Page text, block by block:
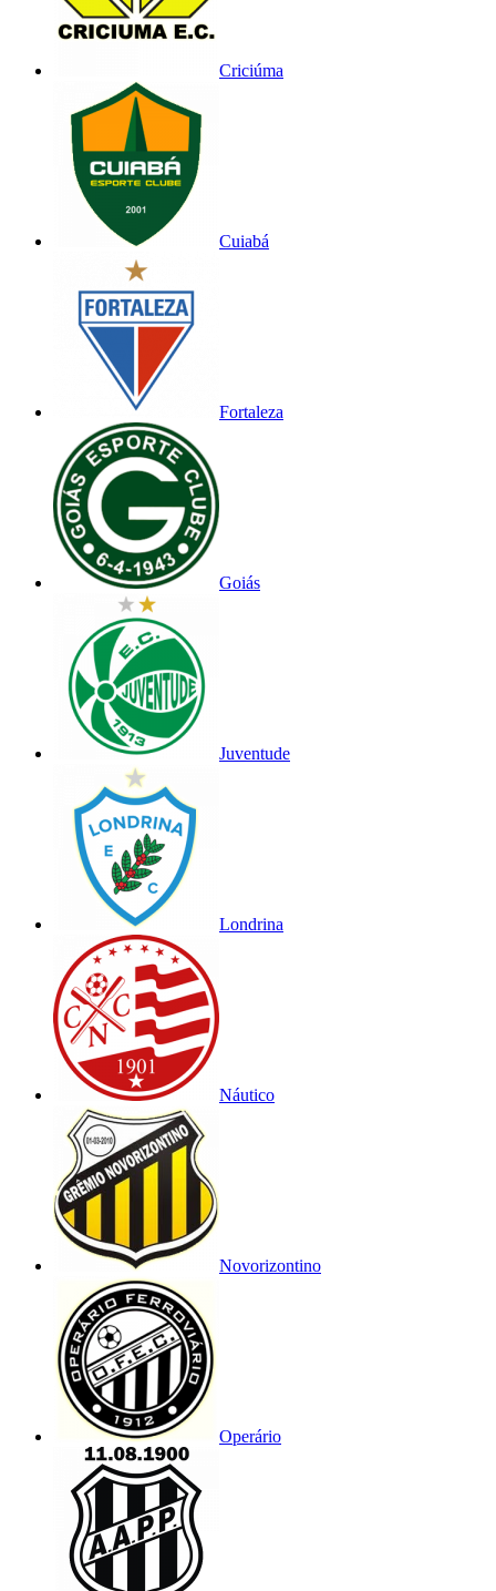
Criciúma
Cuiabá
Fortaleza
Goiás
Juventude
Londrina
Náutico
Novorizontino
Operário